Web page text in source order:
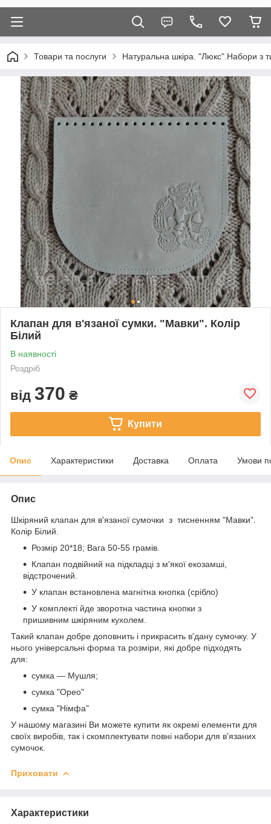
Товари та послуги Натуральна шкіра. "Люкс".Набори з
Клапан для в'язаної сумки. "Мавки". Колір
Білий
В наявності
Роздріб
від 370 ₴
Купити
Опис Характеристики Доставка Оплата Умови
Опис
Шкіряний клапан для в'язаної сумочки з тисненням "Мавки".
Колір Білий.
Розмір 20*18; Вага 50-55 грамів.
Клапан подвійний на підкладці з м'якої екозамші,
відстрочений.
У клапан встановлена магнітна кнопка (срібло)
У комплекті йде зворотна частина кнопки з
пришивним шкіряним кухолем.
Такий клапан добре доповнить і прикрасить в'дану сумочку. У
нього універсальні форма та розміри, які добре підходять
для:
сумка — Мушля;
сумка "Орео"
сумка "Німфа"
У нашому магазині Ви можете купити як окремі елементи для
своїх виробів, так і скомплектувати повні набори для в'язаних
сумочок.
Приховати
Характеристики